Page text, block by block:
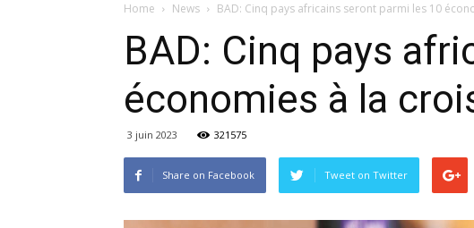
Home News BAD: Cinq pays africains seront parmi les 10
BAD: Cinq pays
économies à la
3 juin 2023 321575
Share on Facebook Tweet on Twitter